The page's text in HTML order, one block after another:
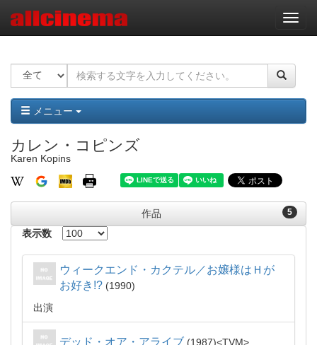
ナ
ビ
ー
ョ
ン
メニュー
カレン・コピンズ
Karen Kopins
5
作品
表示数
ウィークエンド・カクテル／お嬢様はＨが
お好き!?
1990
出演
デッド・オア・アライブ 1987 TVM